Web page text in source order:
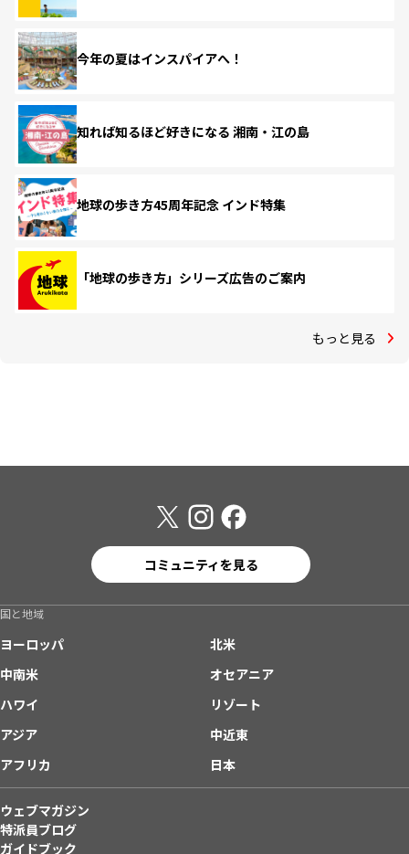
今年の夏はインスパイアへ！
知れば知るほど好きになる 湘南・江の島
地球の歩き方45周年記念 インド特集
「地球の歩き方」シリーズ広告のご案内
もっと見る
コミュニティを見る
国と地域
ヨーロッパ
北米
中南米
オセアニア
ハワイ
リゾート
アジア
中近東
アフリカ
日本
ウェブマガジン
特派員ブログ
ガイドブック